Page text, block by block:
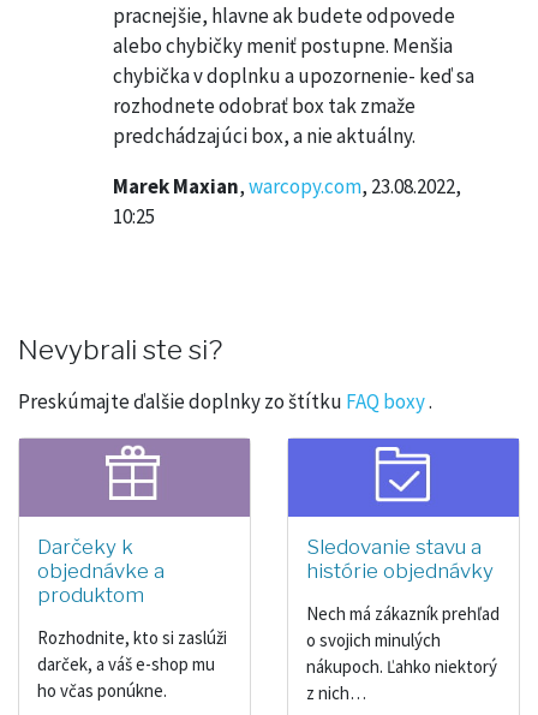
pracnejšie, hlavne ak budete odpovede
alebo chybičky meniť postupne. Menšia
chybička v doplnku a upozornenie- keď sa
rozhodnete odobrať box tak zmaže
predchádzajúci box, a nie aktuálny.
Marek Maxian,warcopy.com, 23.08.2022,
10:25
Nevybrali ste si?
Preskúmajte ďalšie doplnky zo štítku FAQ boxy.
Darčeky k
objednávke a
produktom
Rozhodnite, kto si zaslúži
darček, a váš e-shop mu
ho včas ponúkne.
Sledovanie stavu a
histórie objednávky
Nech má zákazník prehľad
o svojich minulých
nákupoch. Ľahko niektorý
z nich…